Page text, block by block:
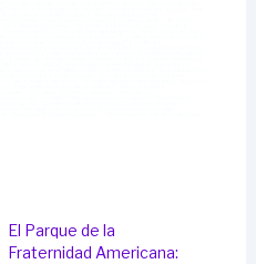
El Parque de la
Fraternidad Americana: